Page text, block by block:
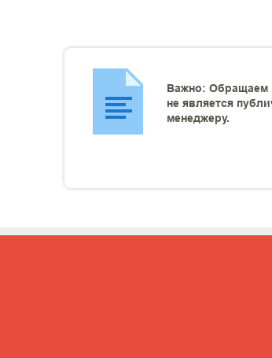
Важно: Обращаем
не является
менеджеру.